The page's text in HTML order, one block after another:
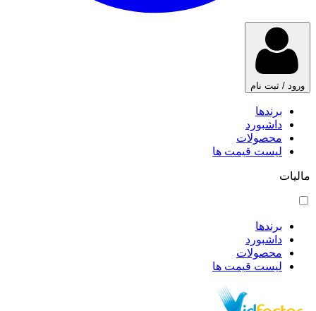
ورود / ثبت نام
برندها
داشبورد
محصولات
لیست قیمت ها
مالیات
برندها
داشبورد
محصولات
لیست قیمت ها